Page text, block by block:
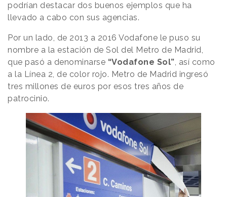
podrían destacar dos buenos ejemplos que ha
llevado a cabo con sus agencias.
Por un lado, de 2013 a 2016 Vodafone le puso su
nombre a la estación de Sol del Metro de Madrid,
que pasó a denominarse “Vodafone Sol”, así como
a la Línea 2, de color rojo. Metro de Madrid ingresó
tres millones de euros por esos tres años de
patrocinio.